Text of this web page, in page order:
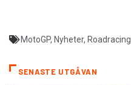
MotoGP, Nyheter, Roadracing
SENASTE UTGÅVAN